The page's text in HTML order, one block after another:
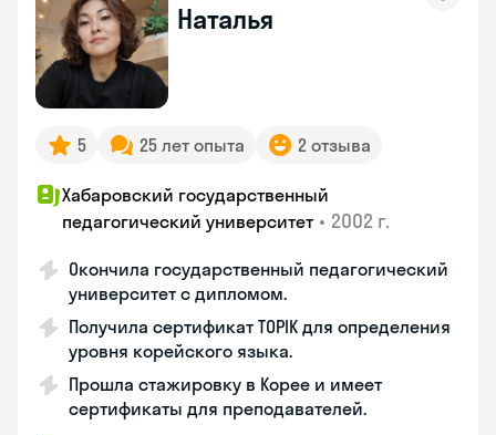
Наталья
5 25 лет опыта 2 отзыва
Хабаровский государственный
педагогический университет • 2002 г.
Окончила государственный педагогический
университет с дипломом.
Получила сертификат TOPIK для определения
уровня корейского языка.
Прошла стажировку в Корее и имеет
сертификаты для преподавателей.